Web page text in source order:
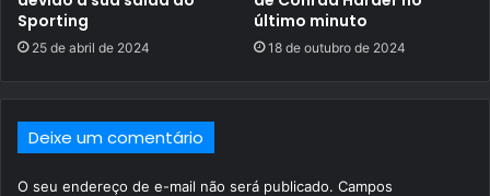
Sporting
25 de abril de 2024
último minuto
18 de outubro de 2024
Deixe um comentário
O seu endereço de e-mail não será publicado. Campos